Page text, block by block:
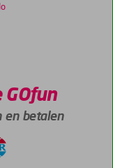
en betalen